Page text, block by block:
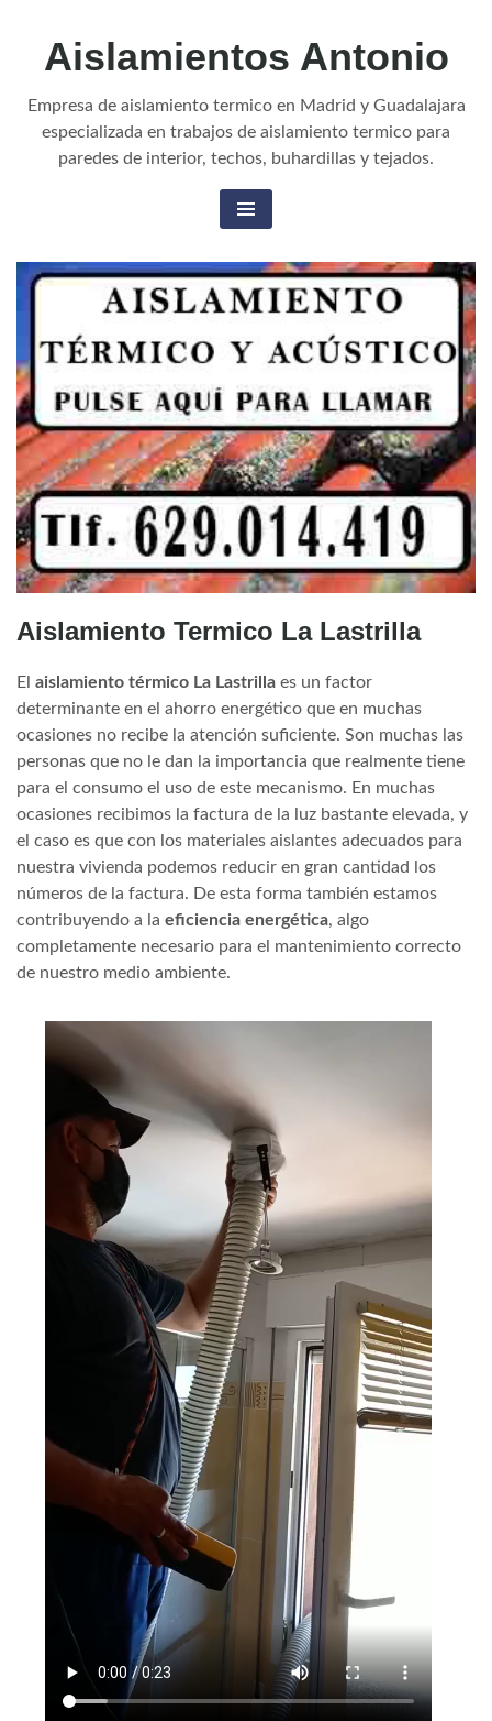
Aislamientos Antonio
Empresa de aislamiento termico en Madrid y Guadalajara
especializada en trabajos de aislamiento termico para
paredes de interior, techos, buhardillas y tejados.
Aislamiento Termico La Lastrilla
El aislamiento térmico La Lastrilla es un factor
determinante en el ahorro energético que en muchas
ocasiones no recibe la atención suficiente. Son muchas las
personas que no le dan la importancia que realmente tiene
para el consumo el uso de este mecanismo. En muchas
ocasiones recibimos la factura de la luz bastante elevada, y
el caso es que con los materiales aislantes adecuados para
nuestra vivienda podemos reducir en gran cantidad los
números de la factura. De esta forma también estamos
contribuyendo a la eficiencia energética, algo
completamente necesario para el mantenimiento correcto
de nuestro medio ambiente.